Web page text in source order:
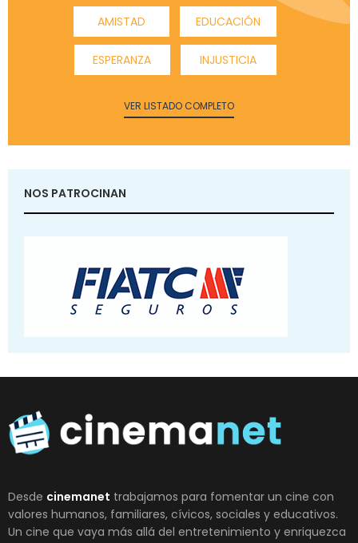
AMISTAD EDUCACIÓN
ESPERANZA INJUSTICIA
VER LISTADO COMPLETO
NOS PATROCINAN
Desde cinemanet trabajamos para fomentar un cine con
valores humanos, familiares, cívicos, sociales y educativos.
Un cine que vaya más allá del entretenimiento y enriquezca